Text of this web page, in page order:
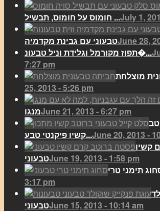
חומוס על חומוס, תבשיל ...July 1,
טבעוני עם גבינת מקדמיהJune 28,
תפוז מקורמל וגלידת וניל טבעונ�...
7:27 pm
מוצלחת
25, 2013 - 5:26 pm
מנגוJune 21, 2013 - 6:27 pm
קשיו פיקנטי טבע...June 20, 2013 -
קשיו
טבעוניJune 19, 2013 - 1:58 pm
תימני טרי
3:17 pm
טבעוניJune 15, 2013 - 10:14 am